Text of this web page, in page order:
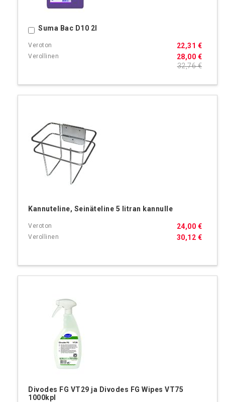
Suma Bac D10 2l
28,00 €
22,31 €
32,76 €
Ostoskoriin
Kannuteline, Seinäteline 5 litran kannulle
30,12 €
24,00 €
Divodes FG VT29 ja Divodes FG Wipes VT75
1000kpl